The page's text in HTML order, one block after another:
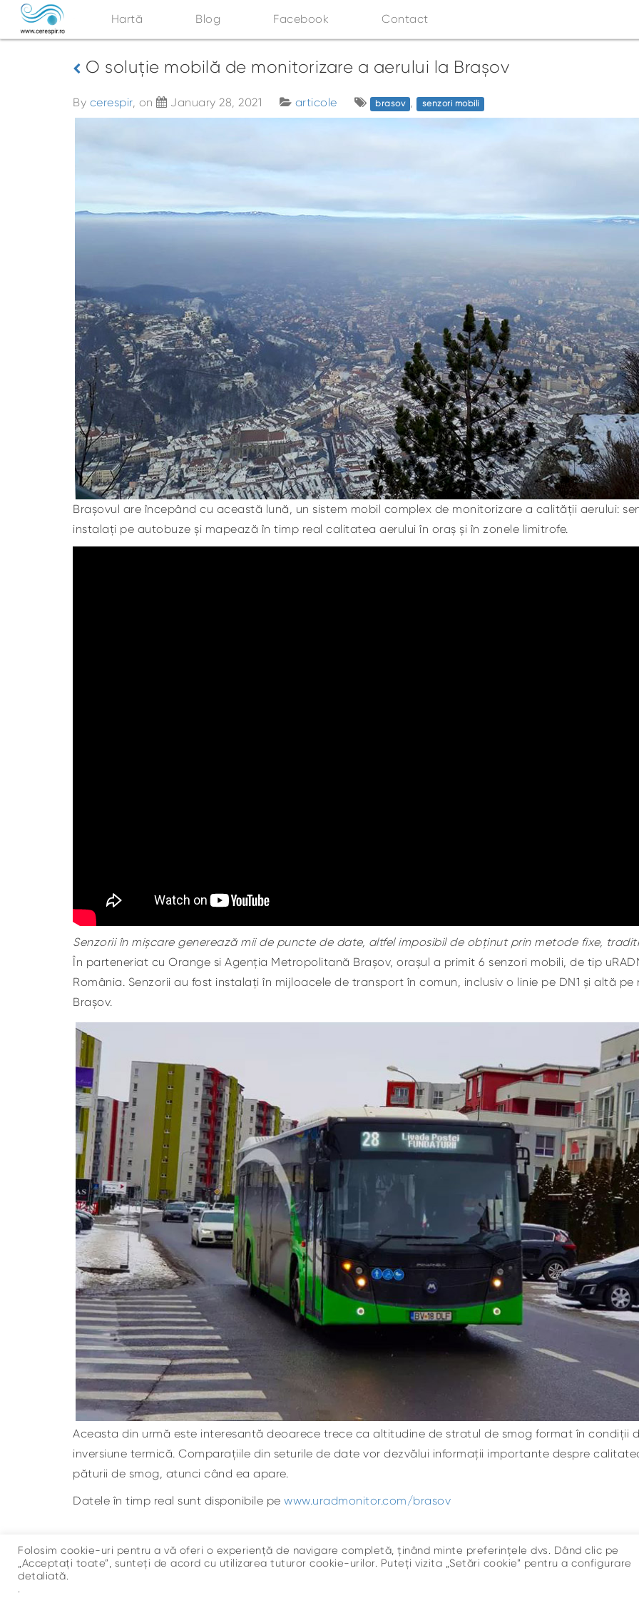
Hartă Blog Facebook Contact
O soluție mobilă de monitorizare a aerului la Brașov
By cerespir, on January 28, 2021 articole brasov , senzori mobili
Brașovul are începând cu această lună, un sistem mobil complex de monitorizare a calității aerului:
instalați pe autobuze și mapează în timp real calitatea aerului în oraș și în zonele limitrofe.
Senzorii în mișcare generează mii de puncte de date, altfel imposibil de obținut prin metode fixe,
În parteneriat cu Orange si Agenția Metropolitană Brașov, orașul a primit 6 senzori mobili, de tip
România. Senzorii au fost instalați în mijloacele de transport în comun, inclusiv o linie pe DN1 și altă
Brașov.
Aceasta din urmă este interesantă deoarece trece ca altitudine de stratul de smog format în condiții
inversiune termică. Comparațiile din seturile de date vor dezvălui informații importante despre
păturii de smog, atunci când ea apare.
Datele în timp real sunt disponibile pe www.uradmonitor.com/brasov
Sus
Folosim cookie-uri pentru a vă oferi o experiență de navigare completă, ținând minte preferințele dvs. Dând clic pe
„Acceptați toate”, sunteți de acord cu utilizarea tuturor cookie-urilor. Puteți vizita „Setări cookie” pentru a configurare
detaliată.
.